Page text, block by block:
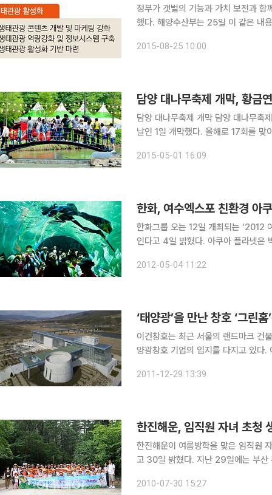
정부가 갯벌의 기능과 가치 보전과 함
했다. 해양수산부는 25일 이 같은 내용을 담은 ‘갯벌 복원을 통한 자원화 종합계획’을 25일 국무회
△친환경 갯벌어업을 통한 어가소득
2015-08-25 10:00
담양 대나무축제 개막, 황금
담양 대나무축제 개막 담양 대나무축제 개막 담양 대나
날인 1일 개막했다. 올해로 17회를 맞이한 이번 담양 대나무축제는 이날 개막해 5일까지 '대숲의 속
는 의전 중심의 개막행사 대신 MBC
2015-05-01 16:09
한화, 여수엑스포 친환경 아
한화그룹 오는 12일 개최되는 ‘2012
인다고 4일 밝혔다. 아쿠아 플라넷은 박람회의 주제인 ‘살아있는 바다, 숨쉬는 연안’에 발 맞춰 친환
에는 태양광 발전설비를 설치해 해양
2012-05-04 11:22
‘태양광’을 만난 창호 ‘그린홈
이건창호는 최근 서울의 랜드마크 건
양광창호 기업의 입지를 다지고 있다
창호재와 지붕재 등에 태양광발전장
2011-12-29 13:39
한진해운, 임직원 자녀 초청
한진해운이 여름방학을 맞은 임직원
고 30일 밝혔다. 지난 29일에는 부산 주재 임직원 자녀들을 대상으로 경남 창녕의 우포늪 생태관
2010-07-30 15:27